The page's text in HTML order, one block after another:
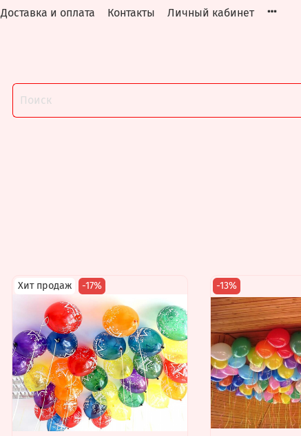
Доставка и оплата Контакты Личный кабинет
Хит продаж -17% -13%